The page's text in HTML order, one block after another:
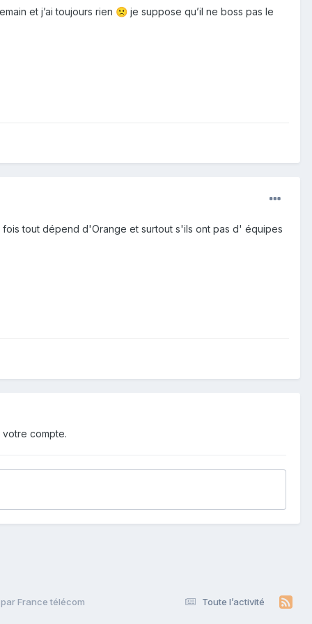
et j’ai toujours rien 🙁 je suppose qu’il ne boss pas le
tout dépend d'Orange et surtout s'ils ont pas d' équipes
compte.
Toute l’activité
France télécom